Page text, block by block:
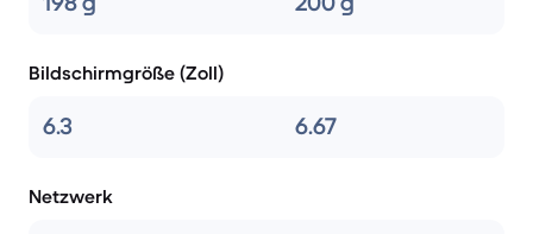
Bildschirmgröße (Zoll)
6.3 6.67
Netzwerk